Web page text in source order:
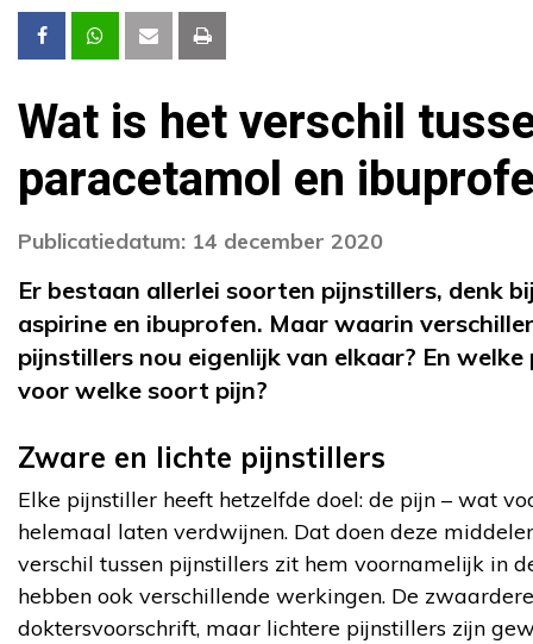
Wat is het verschil
paracetamol en
Publicatiedatum: 14 december 2020
Er bestaan allerlei soorten pijnstillers, denk
aspirine en ibuprofen. Maar waarin
pijnstillers nou eigenlijk van elkaar? En
voor welke soort pijn?
Zware en lichte pijnstillers
Elke pijnstiller heeft hetzelfde doel: de pijn – wat
helemaal laten verdwijnen. Dat doen deze
verschil tussen pijnstillers zit hem voornamelijk in
hebben ook verschillende werkingen. De
doktersvoorschrift, maar lichtere pijnstillers zijn